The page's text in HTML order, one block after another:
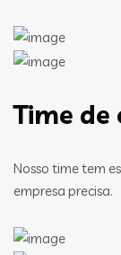
Time de
Nosso time tem
empresa precisa.